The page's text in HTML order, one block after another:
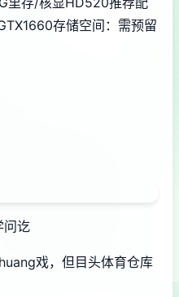
​存储空间​ ​：需预留
问讫
戏，但目头体育仓库